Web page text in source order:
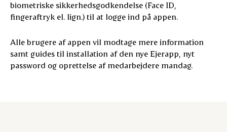
biometriske sikkerhedsgodkendelse (Face ID,
fingeraftryk el. lign.) til at logge ind på appen.
Alle brugere af appen vil modtage mere information
samt guides til installation af den nye Ejerapp, nyt
password og oprettelse af medarbejdere mandag.